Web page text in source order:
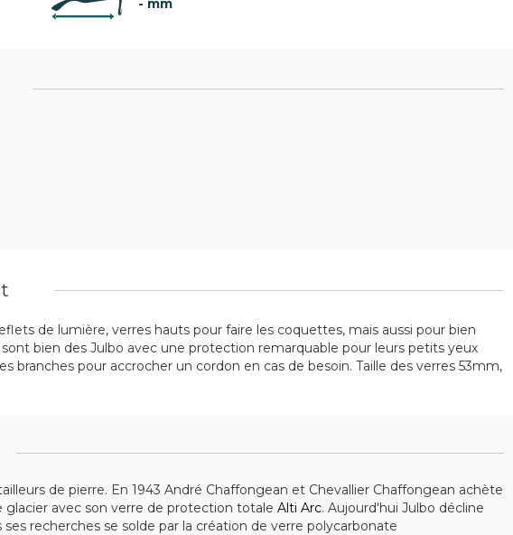
- mm
de lumière, verres hauts pour faire les coquettes, mais aussi pour bien
bien des Julbo avec une protection remarquable pour leurs petits yeux
pour accrocher un cordon en cas de besoin. Taille des verres 53mm,
de pierre. En 1943 André Chaffongean et Chevallier Chaffongean achète
glacier avec son verre de protection totale Alti Arc. Aujourd'hui Julbo décline
recherches se solde par la création de verre polycarbonate